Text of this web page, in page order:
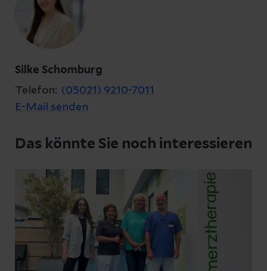
Abschicken
Abbrechen
Silke Schomburg
Telefon: (05021) 9210-7011
E-Mail senden
Das könnte Sie noch interessieren